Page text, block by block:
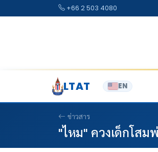
+66 2 503 4080
LTAT EN
ข่าวสาร
"ไหม" ควงเด็กโส